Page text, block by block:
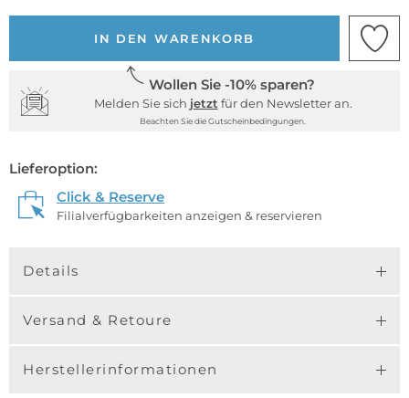
IN DEN WARENKORB
Wollen Sie -10% sparen?
Melden Sie sich jetzt für den Newsletter an.
Beachten Sie die Gutscheinbedingungen.
Lieferoption:
Click & Reserve
Filialverfügbarkeiten anzeigen & reservieren
Details
Versand & Retoure
Herstellerinformationen